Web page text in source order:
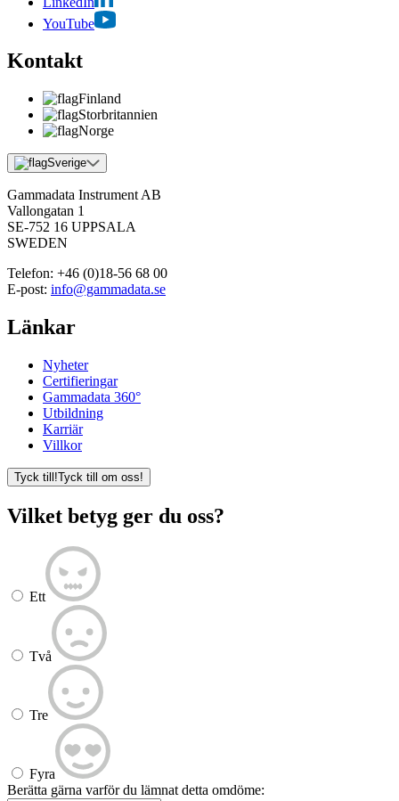
YouTube
Kontakt
Finland
Storbritannien
Norge
Sverige
Gammadata Instrument AB
Vallongatan 1
SE-752 16 UPPSALA
SWEDEN
Telefon: +46 (0)18-56 68 00
E-post: info@gammadata.se
Länkar
Nyheter
Certifieringar
Gammadata 360°
Utbildning
Karriär
Villkor
Tyck till!Tyck till om oss!
Vilket betyg ger du oss?
Ett
Två
Tre
Fyra
Berätta gärna varför du lämnat detta omdöme: